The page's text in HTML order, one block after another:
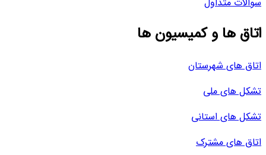
اتاق ها و کمیسیون ها
اتاق های شهرستان
تشکل های ملی
تشکل های استانی
اتاق های مشترک